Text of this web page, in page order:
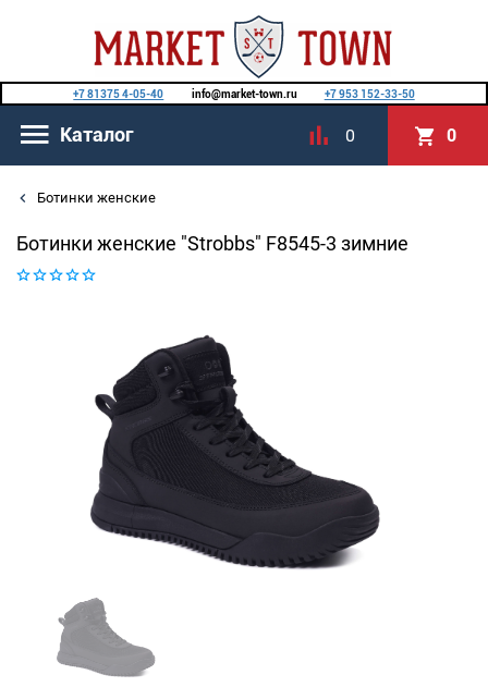
+7 81375 4-05-40 info@market-town.ru +7 953 152-33-50
Каталог 0 0
Ботинки женские
Ботинки женские "Strobbs" F8545-3 зимние